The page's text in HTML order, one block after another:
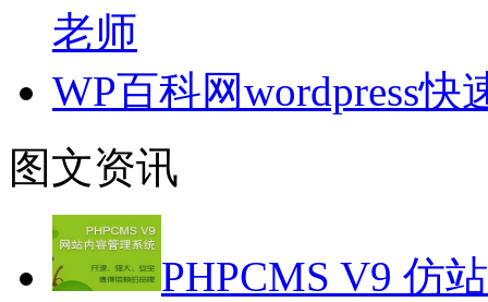
老师
WP百科网wordpress
图文资讯
PHPCMS V9 仿